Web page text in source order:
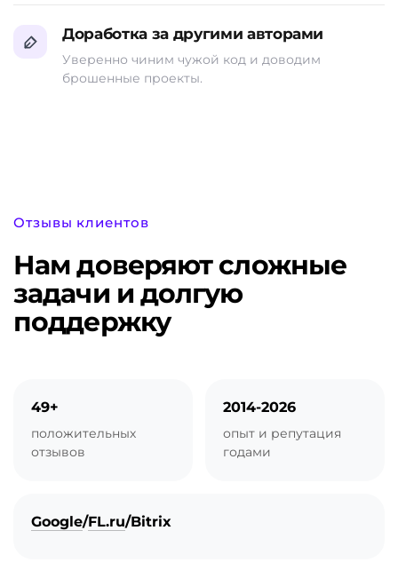
Доработка за другими авторами
Уверенно чиним чужой код и доводим
брошенные проекты.
Отзывы клиентов
Нам доверяют сложные
задачи и долгую
поддержку
49+
положительных
отзывов
2014-2026
опыт и репутация
годами
Google/FL.ru/Bitrix